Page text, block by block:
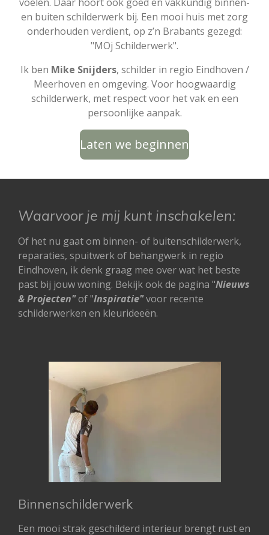
en buiten schilderwerk bij. Een mooi huis met zorg
onderhouden verdient, op z’n Brabants gezegd:
"MOj Schilderwerk".
Ik ben Mike Snijders, schilder in regio Eindhoven /
Meerhoven en omgeving. Voor hoogwaardig
schilderwerk, met respect voor het vak en een
persoonlijke aanpak.
Laten we beginnen
Waarvoor je mij kunt inschakelen:
Of het nu gaat om binnen- of buitenschilderwerk,
reparaties, spuitwerk of behangwerk in regio
Eindhoven, ik denk graag mee over wat het beste
past bij jouw woning. Bekijk ook de pagina "Nieuws
& Projecten"of "Inspiratie"voor recente
schilderwerken en kleurideeën.
Binnenschilderwerk
Een mooi strak geschilderd interieur brengt rust en